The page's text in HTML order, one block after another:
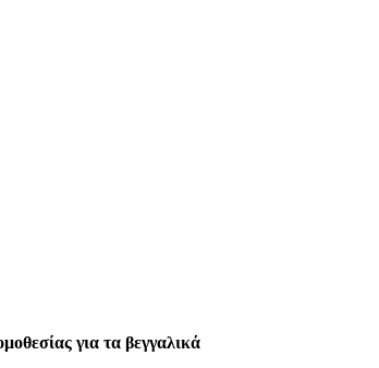
για τα βεγγαλικά